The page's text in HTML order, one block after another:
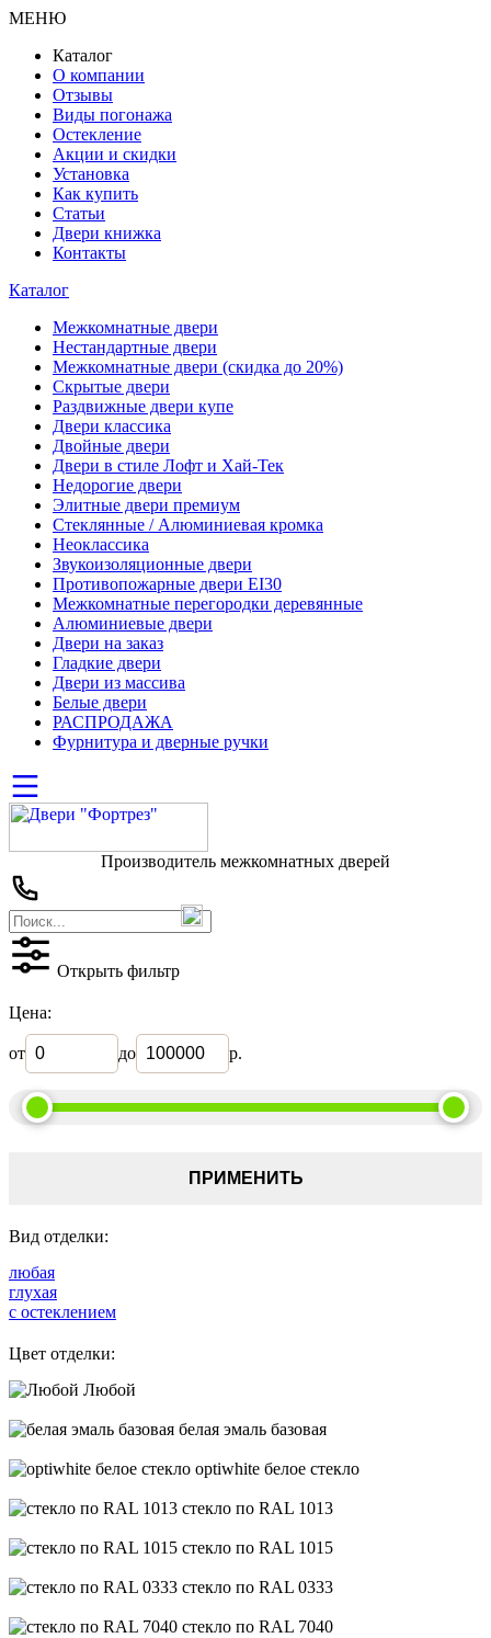
МЕНЮ
Каталог
О компании
Отзывы
Виды погонажа
Остекление
Акции и скидки
Установка
Как купить
Статьи
Двери книжка
Контакты
Каталог
Межкомнатные двери
Нестандартные двери
Межкомнатные двери (скидка до 20%)
Скрытые двери
Раздвижные двери купе
Двери классика
Двойные двери
Двери в стиле Лофт и Хай-Тек
Недорогие двери
Элитные двери премиум
Стеклянные / Алюминиевая кромка
Неоклассика
Звукоизоляционные двери
Противопожарные двери EI30
Межкомнатные перегородки деревянные
Алюминиевые двери
Двери на заказ
Гладкие двери
Двери из массива
Белые двери
РАСПРОДАЖА
Фурнитура и дверные ручки
Производитель межкомнатных дверей
Открыть фильтр
Цена:
от до р.
ПРИМЕНИТЬ
Вид отделки:
любая
глухая
с остеклением
Цвет отделки:
Любой
белая эмаль базовая
optiwhite белое стекло
стекло по RAL 1013
стекло по RAL 1015
стекло по RAL 0333
стекло по RAL 7040